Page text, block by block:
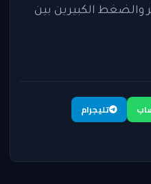
والضغط الكبيرين بين
تليجرام